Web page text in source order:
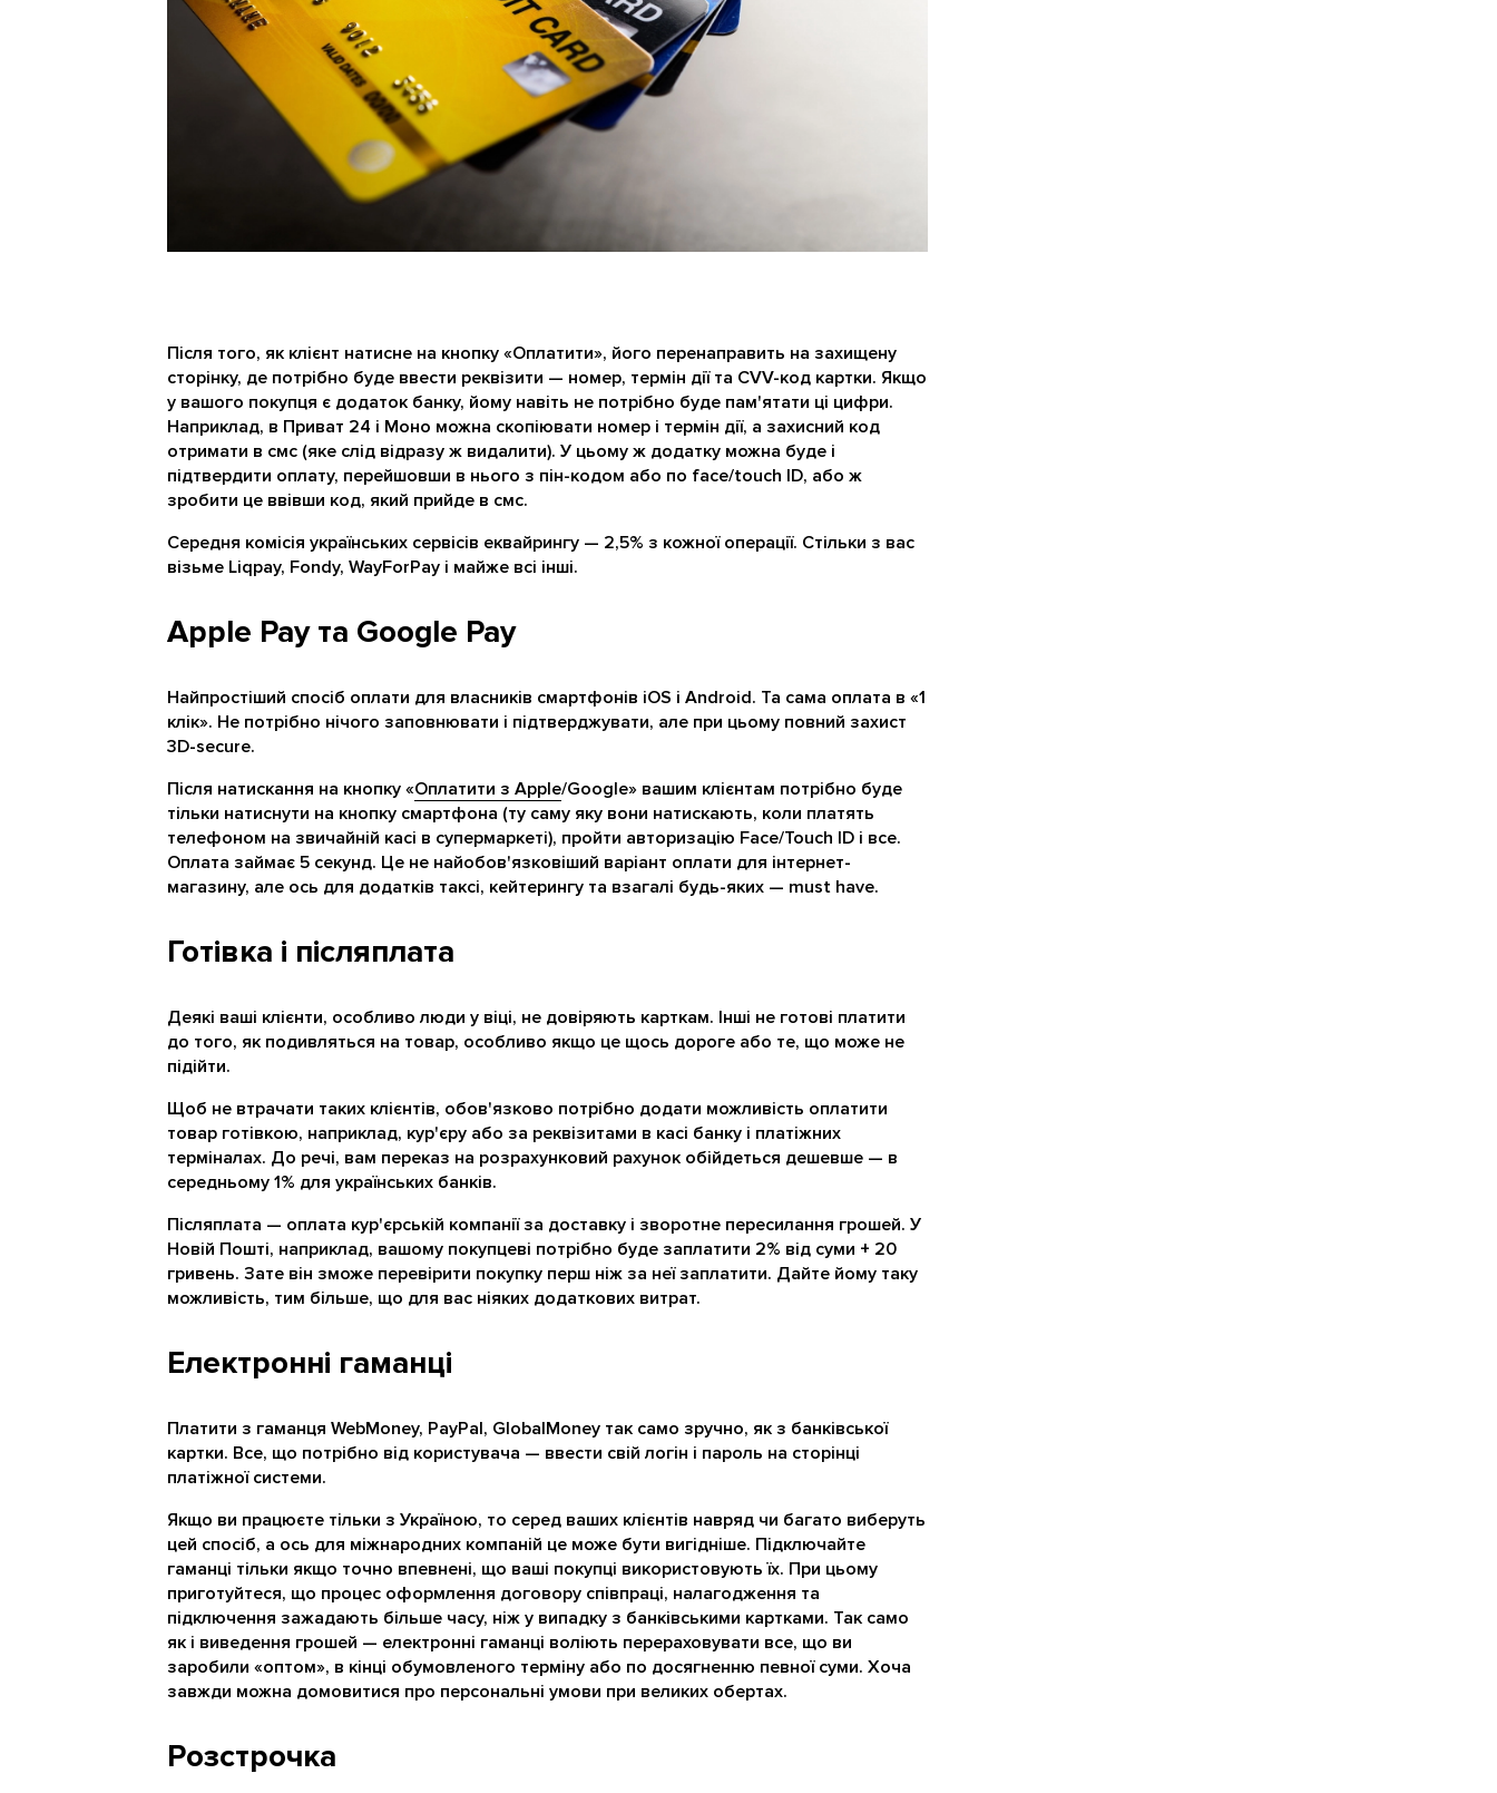
Після того, як клієнт натисне на кнопку «Оплатити», його перенаправить на захищену
сторінку, де потрібно буде ввести реквізити — номер, термін дії та CVV-код картки. Якщо
у вашого покупця є додаток банку, йому навіть не потрібно буде пам'ятати ці цифри.
Наприклад, в Приват 24 і Моно можна скопіювати номер і термін дії, а захисний код
отримати в смс (яке слід відразу ж видалити). У цьому ж додатку можна буде і
підтвердити оплату, перейшовши в нього з пін-кодом або по face/touch ID, або ж
зробити це ввівши код, який прийде в смс.
Середня комісія українських сервісів еквайрингу — 2,5% з кожної операції. Стільки з вас
візьме Liqpay, Fondy, WayForPay і майже всі інші.
Apple Pay та Google Pay
Найпростіший спосіб оплати для власників смартфонів iOS і Android. Та сама оплата в «1
клік». Не потрібно нічого заповнювати і підтверджувати, але при цьому повний захист
3D-secure.
Після натискання на кнопку «Оплатити з Apple/Google» вашим клієнтам потрібно буде
тільки натиснути на кнопку смартфона (ту саму яку вони натискають, коли платять
телефоном на звичайній касі в супермаркеті), пройти авторизацію Face/Touch ID і все.
Оплата займає 5 секунд. Це не найобов'язковіший варіант оплати для інтернет-
магазину, але ось для додатків таксі, кейтерингу та взагалі будь-яких — must have.
Готівка і післяплата
Деякі ваші клієнти, особливо люди у віці, не довіряють карткам. Інші не готові платити
до того, як подивляться на товар, особливо якщо це щось дороге або те, що може не
підійти.
Щоб не втрачати таких клієнтів, обов'язково потрібно додати можливість оплатити
товар готівкою, наприклад, кур'єру або за реквізитами в касі банку і платіжних
терміналах. До речі, вам переказ на розрахунковий рахунок обійдеться дешевше — в
середньому 1% для українських банків.
Післяплата — оплата кур'єрській компанії за доставку і зворотне пересилання грошей. У
Новій Пошті, наприклад, вашому покупцеві потрібно буде заплатити 2% від суми + 20
гривень. Зате він зможе перевірити покупку перш ніж за неї заплатити. Дайте йому таку
можливість, тим більше, що для вас ніяких додаткових витрат.
Електронні гаманці
Платити з гаманця WebMoney, PayPal, GlobalMoney так само зручно, як з банківської
картки. Все, що потрібно від користувача — ввести свій логін і пароль на сторінці
платіжної системи.
Якщо ви працюєте тільки з Україною, то серед ваших клієнтів навряд чи багато виберуть
цей спосіб, а ось для міжнародних компаній це може бути вигідніше. Підключайте
гаманці тільки якщо точно впевнені, що ваші покупці використовують їх. При цьому
приготуйтеся, що процес оформлення договору співпраці, налагодження та
підключення зажадають більше часу, ніж у випадку з банківськими картками. Так само
як і виведення грошей — електронні гаманці воліють перераховувати все, що ви
заробили «оптом», в кінці обумовленого терміну або по досягненню певної суми. Хоча
завжди можна домовитися про персональні умови при великих обертах.
Розстрочка